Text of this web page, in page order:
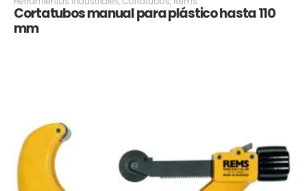
Cortatubos manual para plástico hasta 110
mm